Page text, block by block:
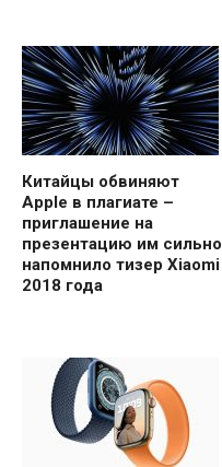
Китайцы обвиняют
Apple в плагиате –
приглашение на
презентацию им сильно
напомнило тизер Xiaomi
2018 года